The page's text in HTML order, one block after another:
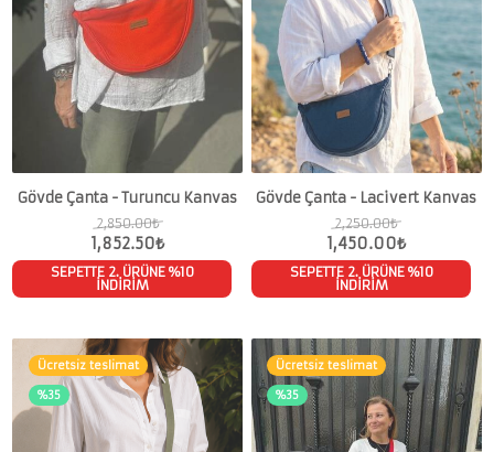
Gövde Çanta - Turuncu Kanvas
2,850.00₺
1,852.50₺
SEPETTE 2. ÜRÜNE %10
İNDİRİM
Gövde Çanta - Lacivert Kanvas
2,250.00₺
1,450.00₺
SEPETTE 2. ÜRÜNE %10
İNDİRİM
Ücretsiz teslimat
%35
Ücretsiz teslimat
%35